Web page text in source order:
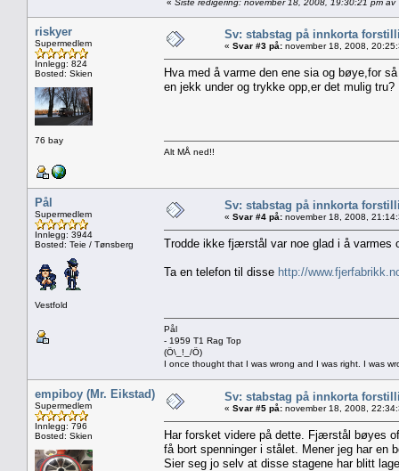
« Siste redigering: november 18, 2008, 19:30:21 pm av
riskyer
Supermedlem
Innlegg: 824
Bosted: Skien
76 bay
Sv: stabstag på innkorta
« Svar #3 på: november 18, 2008,
Hva med å varme den ene sia og bøye,for
en jekk under og trykke opp,er det mulig tru?
Alt MÅ ned!!
Pål
Supermedlem
Innlegg: 3944
Bosted: Teie / Tønsberg
Vestfold
Sv: stabstag på innkorta
« Svar #4 på: november 18, 2008,
Trodde ikke fjærstål var noe glad i å varmes
Ta en telefon til disse http://
Pål
- 1959 T1 Rag Top
(Ö\_!_/Ö)
I once thought that I was wrong and I was right. I was
empiboy (Mr. Eikstad)
Supermedlem
Innlegg: 796
Bosted: Skien
Sv: stabstag på innkorta
« Svar #5 på: november 18, 2008,
Har forsket videre på dette. Fjærstål bøyes
få bort spenninger i stålet. Mener jeg har en
Sier seg jo selv at disse stagene har blitt